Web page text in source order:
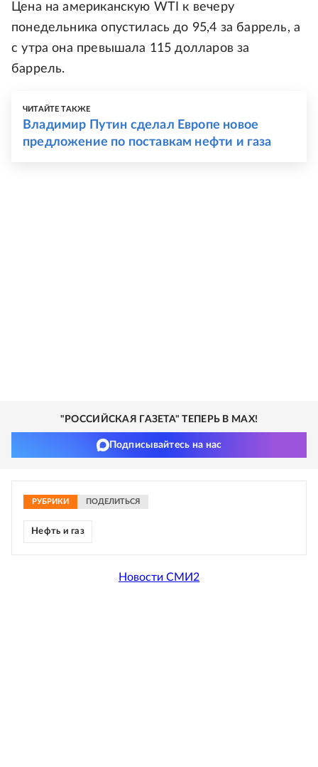
Цена на американскую WTI к вечеру
понедельника опустилась до 95,4 за баррель, а
с утра она превышала 115 долларов за
баррель.
ЧИТАЙТЕ ТАКЖЕ
Владимир Путин сделал Европе новое
предложение по поставкам нефти и газа
"РОССИЙСКАЯ ГАЗЕТА" ТЕПЕРЬ В MAX!
Подписывайтесь на нас
РУБРИКИ ПОДЕЛИТЬСЯ
Нефть и газ
Новости СМИ2